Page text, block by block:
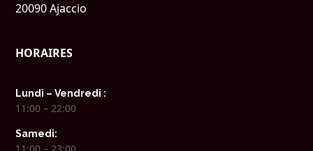
20090 Ajaccio
HORAIRES
Lundi – Vendredi :
11:00 – 22:00
Samedi: